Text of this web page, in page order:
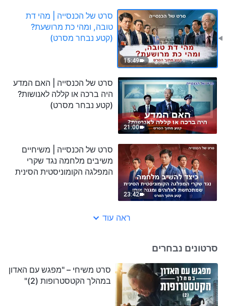
15:49
סרט של הכנסייה | מהי דת
טובה, ומהי כת מרושעת?
(קטע נבחר מסרט)
21:00
סרט של הכנסייה | האם המדע
היה ברכה או קללה לאנושות?
(קטע נבחר מסרט)
23:42
סרט של הכנסייה | משיחיים
משיבים מלחמה נגד שקרי
המפלגה הקומוניסטית הסינית
ראה עוד
סרטונים נבחרים
סרט משיחי – "מפגש עם האדון
במהלך הקטסטרופות (2)"